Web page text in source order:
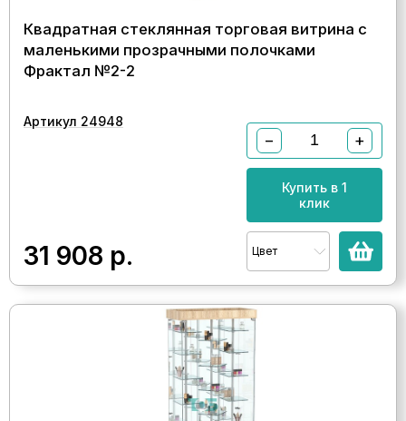
Квадратная стеклянная торговая витрина с
маленькими прозрачными полочками
Фрактал №2-2
Артикул 24948
31 908 р.
− +
Купить в 1
клик
Цвет